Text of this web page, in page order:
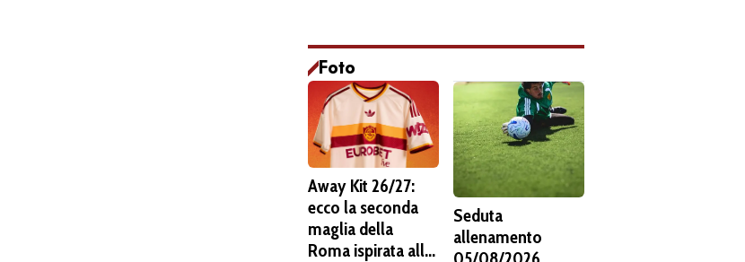
Foto
Away Kit 26/27:
ecco la seconda
maglia della
Roma ispirata alla
Seduta
allenamento